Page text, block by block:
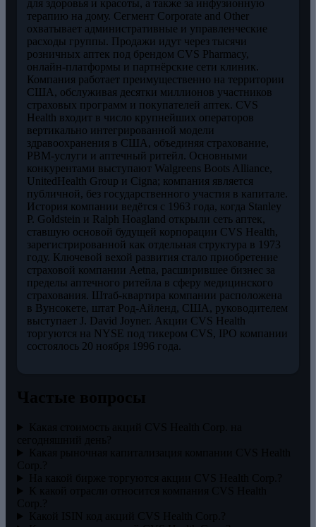
для здоровья и красоты, а также за инфузионную
терапию на дому. Сегмент Corporate and Other
охватывает административные и управленческие
расходы группы. Продажи идут через тысячи
розничных аптек под брендом CVS Pharmacy,
онлайн-платформы и партнёрские сети клиник.
Компания работает преимущественно на территории
США, обслуживая десятки миллионов участников
страховых программ и покупателей аптек. CVS
Health входит в число крупнейших операторов
вертикально интегрированной модели
здравоохранения в США, объединяя страхование,
PBM-услуги и аптечный ритейл. Основными
конкурентами выступают Walgreens Boots Alliance,
UnitedHealth Group и Cigna; компания является
публичной, без государственного участия в капитале.
История компании ведётся с 1963 года, когда Stanley
P. Goldstein и Ralph Hoagland открыли сеть аптек,
ставшую основой будущей корпорации CVS Health,
зарегистрированной как отдельная структура в 1973
году. Ключевой вехой развития стало приобретение
страховой компании Aetna, расширившее бизнес за
пределы аптечного ритейла в сферу медицинского
страхования. Штаб-квартира компании расположена
в Вунсокете, штат Род-Айленд, США, руководителем
выступает J. David Joyner. Акции CVS Health
торгуются на NYSE под тикером CVS, IPO компании
состоялось 20 ноября 1996 года.